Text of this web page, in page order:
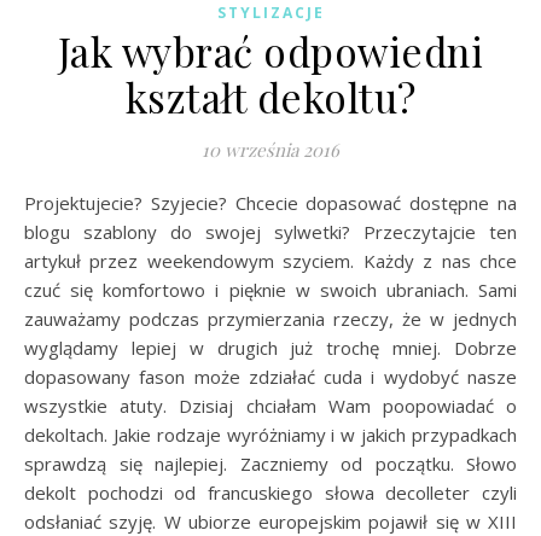
STYLIZACJE
Jak wybrać odpowiedni
kształt dekoltu?
10 września 2016
Projektujecie? Szyjecie? Chcecie dopasować dostępne na
blogu szablony do swojej sylwetki? Przeczytajcie ten
artykuł przez weekendowym szyciem. Każdy z nas chce
czuć się komfortowo i pięknie w swoich ubraniach. Sami
zauważamy podczas przymierzania rzeczy, że w jednych
wyglądamy lepiej w drugich już trochę mniej. Dobrze
dopasowany fason może zdziałać cuda i wydobyć nasze
wszystkie atuty. Dzisiaj chciałam Wam poopowiadać o
dekoltach. Jakie rodzaje wyróżniamy i w jakich przypadkach
sprawdzą się najlepiej. Zaczniemy od początku. Słowo
dekolt pochodzi od francuskiego słowa decolleter czyli
odsłaniać szyję. W ubiorze europejskim pojawił się w XIII